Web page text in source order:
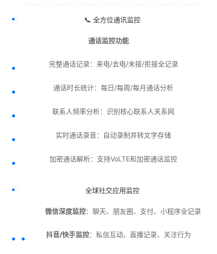
📞 全方位通讯监控
通话监控功能
完整通话记录：来电/去电/未接/拒接全记录
通话时长统计：每日/每周/每月通话分析
联系人频率分析：识别核心联系人关系网
实时通话录音：自动录制并转文字存储
加密通话解析：支持VoLTE和加密通话监控
全球社交应用监控
微信深度监控：聊天、朋友圈、支付、小程序全记录
抖音/快手监控：私信互动、直播记录、关注行为